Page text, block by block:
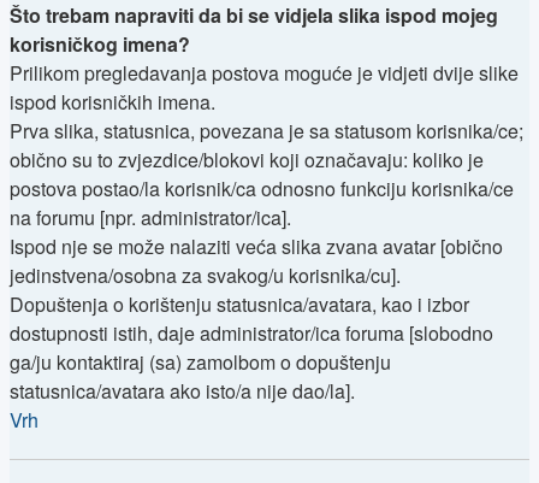
Što trebam napraviti da bi se vidjela slika ispod mojeg
korisničkog imena?
Prilikom pregledavanja postova moguće je vidjeti dvije slike
ispod korisničkih imena.
Prva slika, statusnica, povezana je sa statusom korisnika/ce;
obično su to zvjezdice/blokovi koji označavaju: koliko je
postova postao/la korisnik/ca odnosno funkciju korisnika/ce
na forumu [npr. administrator/ica].
Ispod nje se može nalaziti veća slika zvana avatar [obično
jedinstvena/osobna za svakog/u korisnika/cu].
Dopuštenja o korištenju statusnica/avatara, kao i izbor
dostupnosti istih, daje administrator/ica foruma [slobodno
ga/ju kontaktiraj (sa) zamolbom o dopuštenju
statusnica/avatara ako isto/a nije dao/la].
Vrh